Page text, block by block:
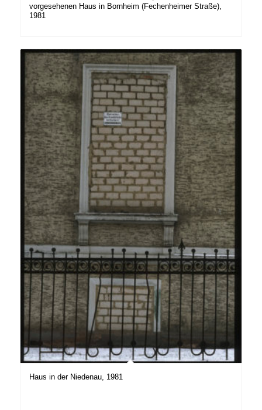
vorgesehenen Haus in Bornheim (Fechenheimer Straße),
1981
Haus in der Niedenau, 1981